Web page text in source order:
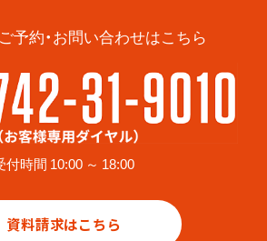
予約・お問い合わせはこちら
付時間 10:00 ～ 18:00
資料請求はこちら